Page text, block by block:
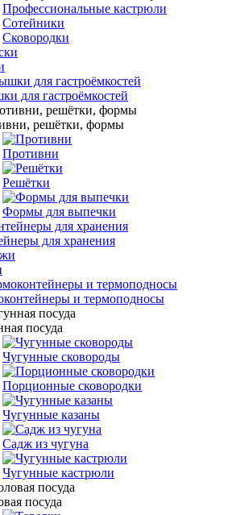
Профессиональные кастрюли
Сотейники
Сковородки
для гастроёмкостей
решётки, формы
Противни
Решётки
Формы для выпечки
для хранения
и термоподносы
посуда
Чугунные сковороды
Порционные сковородки
Чугунные казаны
Садж из чугуна
Чугунные кастрюли
посуда